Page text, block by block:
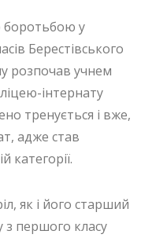
боротьбою у
Берестівського
розпочав учнем
інтернату
тренується і вже,
адже став
категорії.
як і його старший
з першого класу